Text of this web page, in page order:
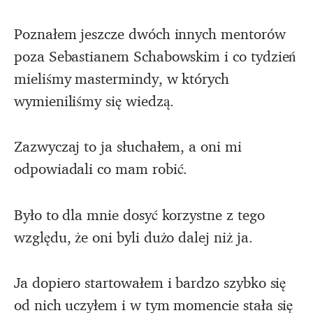
Poznałem jeszcze dwóch innych mentorów
poza Sebastianem Schabowskim i co tydzień
mieliśmy mastermindy, w których
wymieniliśmy się wiedzą.
Zazwyczaj to ja słuchałem, a oni mi
odpowiadali co mam robić.
Było to dla mnie dosyć korzystne z tego
względu, że oni byli dużo dalej niż ja.
Ja dopiero startowałem i bardzo szybko się
od nich uczyłem i w tym momencie stała się